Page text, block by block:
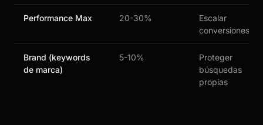
Performance Max 20-30%
Escalar
conversiones
Brand (keywords
de marca)
5-10%
Proteger
búsquedas
propias